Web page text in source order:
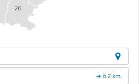
26
➔ à 2 km.